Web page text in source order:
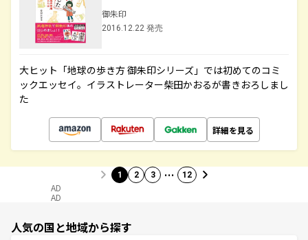
御朱印
2016.12.22 発売
大ヒット「地球の歩き方 御朱印シリーズ」では初めてのコミ
ックエッセイ。イラストレーター柴田かおるが書きおろしまし
た
詳細を見る
1 2 3 … 12
AD
AD
人気の国と地域から探す